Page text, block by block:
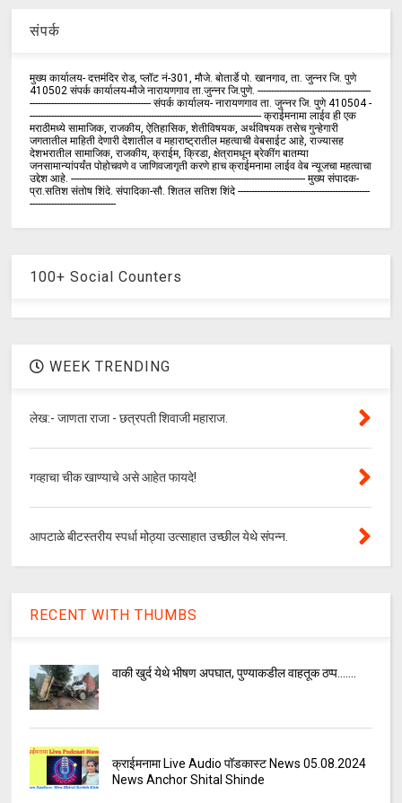
संपर्क
मुख्य कार्यालय- दत्तमंदिर रोड, प्लॉट नं-301, मौजे. बोतार्डे पो. खानगाव, ता. जुन्नर जि. पुणे
410502 संपर्क कार्य‍ालय-मौजे नारायणगाव ता.जुन्नर जि.पुणे. ------------------------------------------
--------------------------------------------- संपर्क कार्यालय- नारायणगाव ता. जुन्नर जि. पुणे 410504 -
-------------------------------------------------------------------------------------- क्राईमनामा लाईव ही एक
मराठीमध्ये सामाजिक, राजकीय, ऐतिहासिक, शेतीविषयक, अर्थविषयक तसेच गुन्हेगारी
जगतातील माहिती देणारी देशातील व महाराष्ट्रातील महत्वाची वेबसाईट आहे, राज्यासह
देशभरातील सामाजिक, राजकीय, क्राईम, क्रिडा, क्षेत्रामधून ब्रेकींग बातम्या
जनसामान्यांपर्यंत पोहोचवणे व जाणिवजागृती करणे हाच क्राईमनामा लाईव वेब न्यूजचा महत्वाचा
उद्देश आहे. --------------------------------------------------------------------------------------- मुख्य संपादक-
प्रा.सतिश संतोष शिंदे. संपादिका-सौ. शितल सतिश शिंदे -------------------------------------------------
--------------------------------
100+ Social Counters
WEEK TRENDING
लेख:- जाणता राजा - छत्रपती शिवाजी महाराज.
गव्हाचा चीक खाण्याचे असे आहेत फायदे!
आपटाळे बीटस्तरीय स्पर्धा मोठ्या उत्साहात उच्छील येथे संपन्न.
RECENT WITH THUMBS
वाकी खुर्द येथे भीषण अपघात, पुण्याकडील वाहतूक ठप्प.......
क्राईमनामा Live Audio पॉडकास्ट News 05.08.2024
News Anchor Shital Shinde